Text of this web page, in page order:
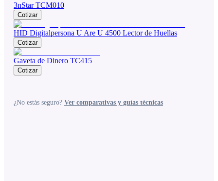
3nStar TCM010
Cotizar
HID Digitalpersona U Are U 4500 Lector de Huellas
Cotizar
Gaveta de Dinero TC415
Cotizar
¿No estás seguro? Ver comparativas y guías técnicas